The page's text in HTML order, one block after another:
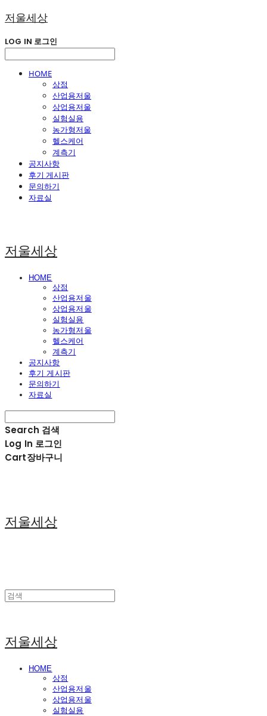
저울세상
LOG IN 로그인
HOME
상점
산업용저울
상업용저울
실험실용
농가형저울
헬스케어
계측기
공지사항
후기 게시판
문의하기
자료실
저울세상
HOME
상점
산업용저울
상업용저울
실험실용
농가형저울
헬스케어
계측기
공지사항
후기 게시판
문의하기
자료실
Search 검색
Log In 로그인
Cart장바구니
저울세상
저울세상
HOME
상점
산업용저울
상업용저울
실험실용